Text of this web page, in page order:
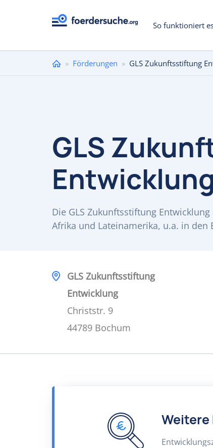
So funktioniert
Sie
» Förderungen » GLS Zukunftsstiftung
GLS
Entwicklung
Die GLS Zukunftsstiftung
Afrika und Lateinamerika, u.a. in den
GLS Zukunftsstiftung
Entwicklung
Christstr. 9
44789 Bochum
Weitere